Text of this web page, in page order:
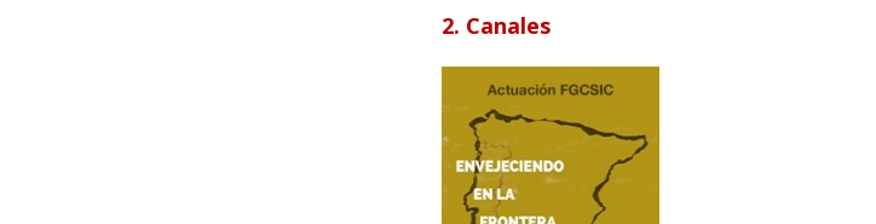
2. Canales